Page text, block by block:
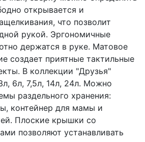
открывается и
что позволит
рукой. Эргономичные
держатся в руке. Матовое
создает приятные тактильные
В коллекции "Друзья"
6л, 7,5л, 14л, 24л. Можно
раздельного хранения:
контейнер для мамы и
Плоские крышки со
позволяют устанавливать